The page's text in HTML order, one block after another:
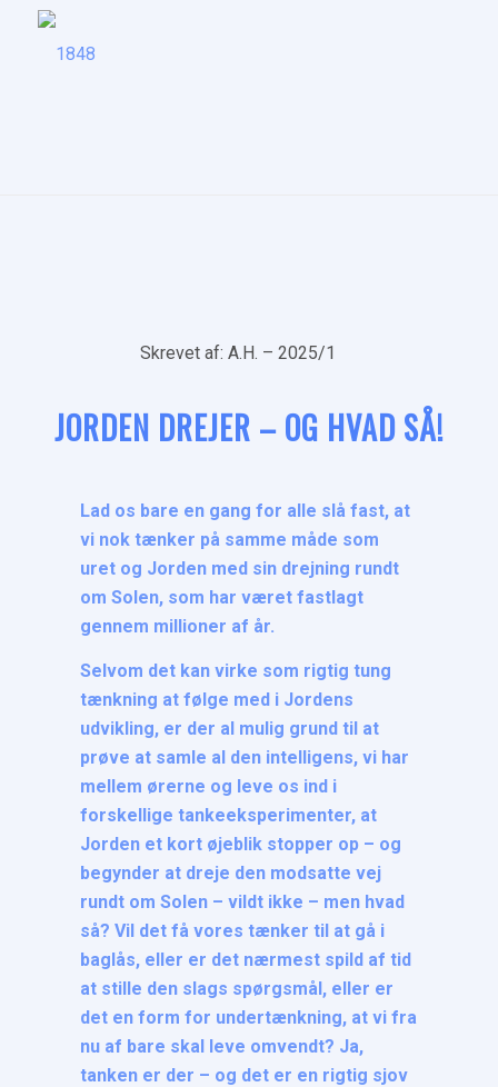
Skrevet af: A.H. – 2025/1
JORDEN DREJER – OG HVAD SÅ!
Lad os bare en gang for alle slå fast, at
vi nok tænker på samme måde som
uret og Jorden med sin drejning rundt
om Solen, som har været fastlagt
gennem millioner af år.
Selvom det kan virke som rigtig tung
tænkning at følge med i Jordens
udvikling, er der al mulig grund til at
prøve at samle al den intelligens, vi har
mellem ørerne og leve os ind i
forskellige tankeeksperimenter, at
Jorden et kort øjeblik stopper op – og
begynder at dreje den modsatte vej
rundt om Solen – vildt ikke – men hvad
så? Vil det få vores tænker til at gå i
baglås, eller er det nærmest spild af tid
at stille den slags spørgsmål, eller er
det en form for undertænkning, at vi fra
nu af bare skal leve omvendt? Ja,
tanken er der – og det er en rigtig sjov